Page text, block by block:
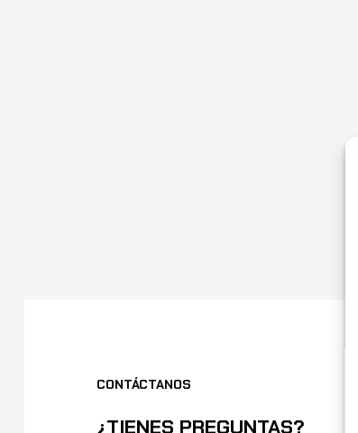
CONTÁCTANOS
¿TIENES PREGUNTAS?